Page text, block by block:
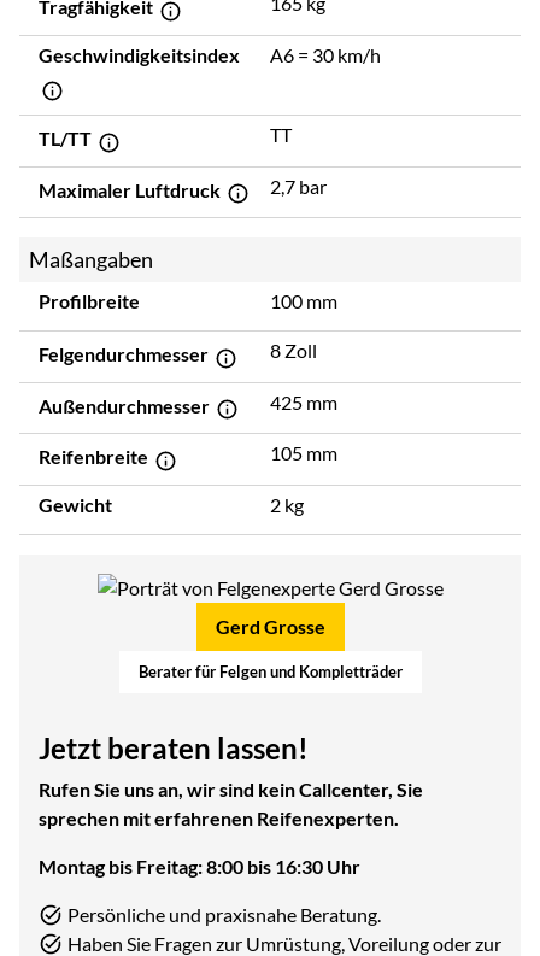
Tragfähigkeit
Geschwindigkeitsindex A6 = 30 km/h
TL/TT TT
Maximaler Luftdruck 2,7 bar
Maßangaben
Profilbreite 100 mm
Felgendurchmesser 8 Zoll
Außendurchmesser 425 mm
Reifenbreite 105 mm
Gewicht 2 kg
Gerd Grosse
Berater für Felgen und Kompletträder
Jetzt beraten lassen!
Rufen Sie uns an, wir sind kein Callcenter, Sie
sprechen mit erfahrenen Reifenexperten.
Montag bis Freitag: 8:00 bis 16:30 Uhr
Persönliche und praxisnahe Beratung.
Haben Sie Fragen zur Umrüstung, Voreilung oder zur